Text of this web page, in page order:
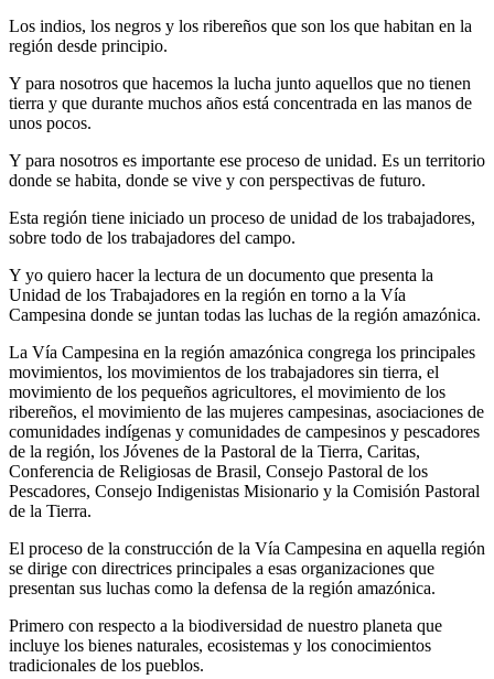
Los indios, los negros y los ribereños que son los que habitan en la
región desde principio.
Y para nosotros que hacemos la lucha junto aquellos que no tienen
tierra y que durante muchos años está concentrada en las manos de
unos pocos.
Y para nosotros es importante ese proceso de unidad. Es un territorio
donde se habita, donde se vive y con perspectivas de futuro.
Esta región tiene iniciado un proceso de unidad de los trabajadores,
sobre todo de los trabajadores del campo.
Y yo quiero hacer la lectura de un documento que presenta la
Unidad de los Trabajadores en la región en torno a la Vía
Campesina donde se juntan todas las luchas de la región amazónica.
La Vía Campesina en la región amazónica congrega los principales
movimientos, los movimientos de los trabajadores sin tierra, el
movimiento de los pequeños agricultores, el movimiento de los
ribereños, el movimiento de las mujeres campesinas, asociaciones de
comunidades indígenas y comunidades de campesinos y pescadores
de la región, los Jóvenes de la Pastoral de la Tierra, Caritas,
Conferencia de Religiosas de Brasil, Consejo Pastoral de los
Pescadores, Consejo Indigenistas Misionario y la Comisión Pastoral
de la Tierra.
El proceso de la construcción de la Vía Campesina en aquella región
se dirige con directrices principales a esas organizaciones que
presentan sus luchas como la defensa de la región amazónica.
Primero con respecto a la biodiversidad de nuestro planeta que
incluye los bienes naturales, ecosistemas y los conocimientos
tradicionales de los pueblos.